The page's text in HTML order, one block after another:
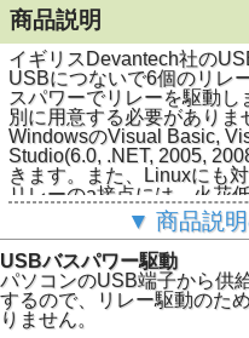
商品説明
イギリスDevantech社の
USBにつないで6個のリレ
スパワーでリレーを駆動
別に用意する必要がありま
WindowsのVisual Basic,
Studio(6.0, .NET, 2005,
きます。また、Linuxにも
リレーのa接点には、火花
によるスナバ回路が付いて
▼ 商品説
USBバスパワー駆動
パソコンのUSB端子から供
するので、リレー駆動のた
りません。